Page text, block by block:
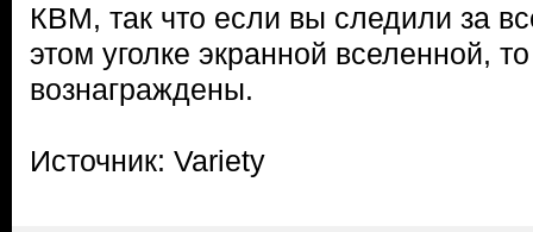
КВМ, так что если вы следили за
этом уголке экранной вселенной,
вознаграждены.
Источник: Variety